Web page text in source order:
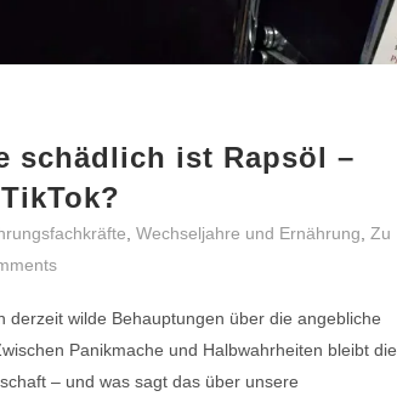
schädlich ist Rapsöl –
Wechseljahre und Ernährung
Zu
derzeit wilde Behauptungen über die angebliche
Panikmache und Halbwahrheiten bleibt die
– und was sagt das über unsere